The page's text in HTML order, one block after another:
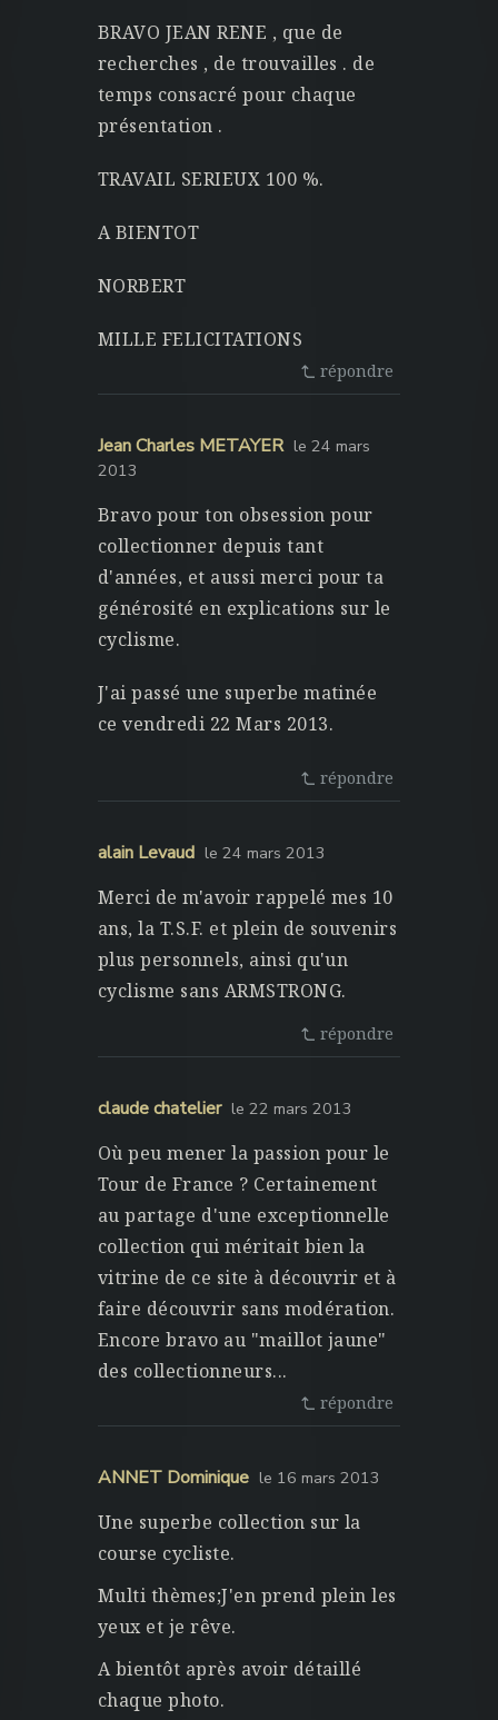
BRAVO JEAN RENE , que de
recherches , de trouvailles . de
temps consacré pour chaque
présentation .
TRAVAIL SERIEUX 100 %.
A BIENTOT
NORBERT
MILLE FELICITATIONS
répondre
Jean Charles METAYER le 24 mars
2013
Bravo pour ton obsession pour
collectionner depuis tant
d'années, et aussi merci pour ta
générosité en explications sur le
cyclisme.
J'ai passé une superbe matinée
ce vendredi 22 Mars 2013.
répondre
alain Levaud le 24 mars 2013
Merci de m'avoir rappelé mes 10
ans, la T.S.F. et plein de souvenirs
plus personnels, ainsi qu'un
cyclisme sans ARMSTRONG.
répondre
claude chatelier le 22 mars 2013
Où peu mener la passion pour le
Tour de France ? Certainement
au partage d'une exceptionnelle
collection qui méritait bien la
vitrine de ce site à découvrir et à
faire découvrir sans modération.
Encore bravo au "maillot jaune"
des collectionneurs...
répondre
ANNET Dominique le 16 mars 2013
Une superbe collection sur la
course cycliste.
Multi thèmes;J'en prend plein les
yeux et je rêve.
A bientôt après avoir détaillé
chaque photo.